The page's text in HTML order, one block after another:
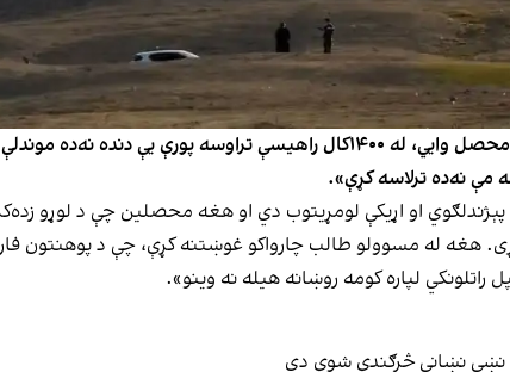
د غزني پوهنتون له کرنې پوهنځي يو فارغ شوی محصل وایي، له
مې نه‌ده ترلاسه کړې».
پېژندلګوي او اړیکې لومړیتوب دي او هغه محصلین چې د لوړو
کړی. هغه له مسوولو طالب چارواکو غوښتنه کړې، چې د
لپاره کومه روښانه هیله نه وینو».